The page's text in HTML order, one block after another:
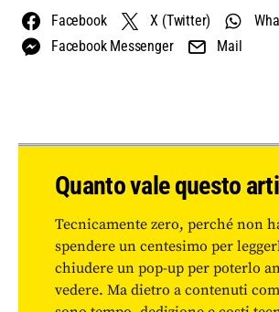
Facebook X (Twitter)
Facebook Messenger
Mail
Quanto vale questo
Tecnicamente zero, perché non
spendere un centesimo per
chiudere un pop-up per poterlo
vedere. Ma dietro a contenuti